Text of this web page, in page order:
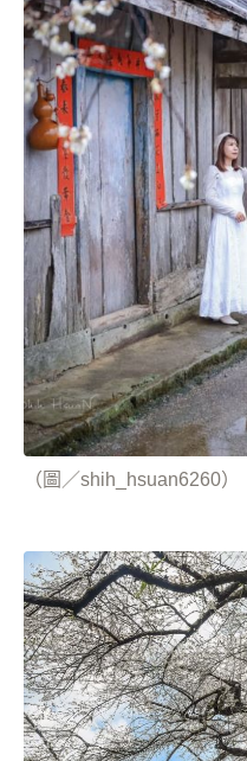
（圖／shih_hsuan6260）